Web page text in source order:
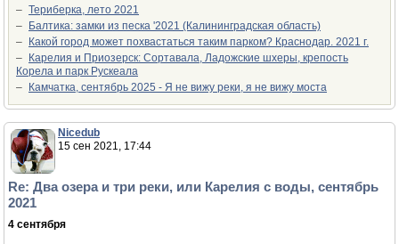
– Териберка, лето 2021
–
Балтика: замки из песка '2021 (Калининградская область)
–
Какой город может похвастаться таким парком? Краснодар. 2021 г.
–
Карелия и Приозерск: Сортавала, Ладожские шхеры, крепость
Корела и парк Рускеала
–
Камчатка, сентябрь 2025 - Я не вижу реки, я не вижу моста
Nicedub
15 сен 2021, 17:44
Re: Два озера и три реки, или Карелия с воды, сентябрь
2021
4 сентября